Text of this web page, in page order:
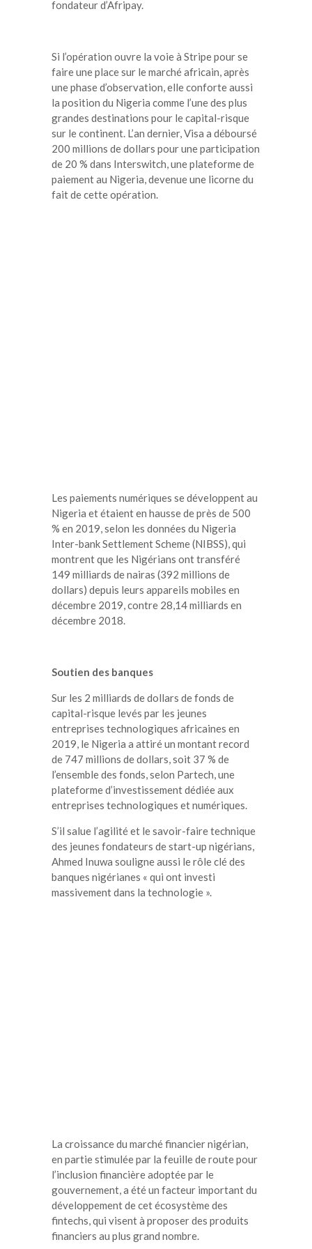
fondateur d’Afripay.
Si l’opération ouvre la voie à Stripe pour se
faire une place sur le marché africain, après
une phase d’observation, elle conforte aussi
la position du Nigeria comme l’une des plus
grandes destinations pour le capital-risque
sur le continent. L’an dernier, Visa a déboursé
200 millions de dollars pour une participation
de 20 % dans Interswitch, une plateforme de
paiement au Nigeria, devenue une licorne du
fait de cette opération.
Les paiements numériques se développent au
Nigeria et étaient en hausse de près de 500
% en 2019, selon les données du Nigeria
Inter-bank Settlement Scheme (NIBSS), qui
montrent que les Nigérians ont transféré
149 milliards de nairas (392 millions de
dollars) depuis leurs appareils mobiles en
décembre 2019, contre 28,14 milliards en
décembre 2018.
Soutien des banques
Sur les 2 milliards de dollars de fonds de
capital-risque levés par les jeunes
entreprises technologiques africaines en
2019, le Nigeria a attiré un montant record
de 747 millions de dollars, soit 37 % de
l’ensemble des fonds, selon Partech, une
plateforme d’investissement dédiée aux
entreprises technologiques et numériques.
S’il salue l’agilité et le savoir-faire technique
des jeunes fondateurs de start-up nigérians,
Ahmed Inuwa souligne aussi le rôle clé des
banques nigérianes « qui ont investi
massivement dans la technologie ».
La croissance du marché financier nigérian,
en partie stimulée par la feuille de route pour
l’inclusion financière adoptée par le
gouvernement, a été un facteur important du
développement de cet écosystème des
fintechs, qui visent à proposer des produits
financiers au plus grand nombre.